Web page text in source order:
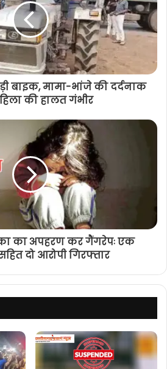
बाइक, मामा-भांजे की दर्दनाक
की हालत गंभीर
का अपहरण कर गैंगरेपः एक
दो आरोपी गिरफ्तार